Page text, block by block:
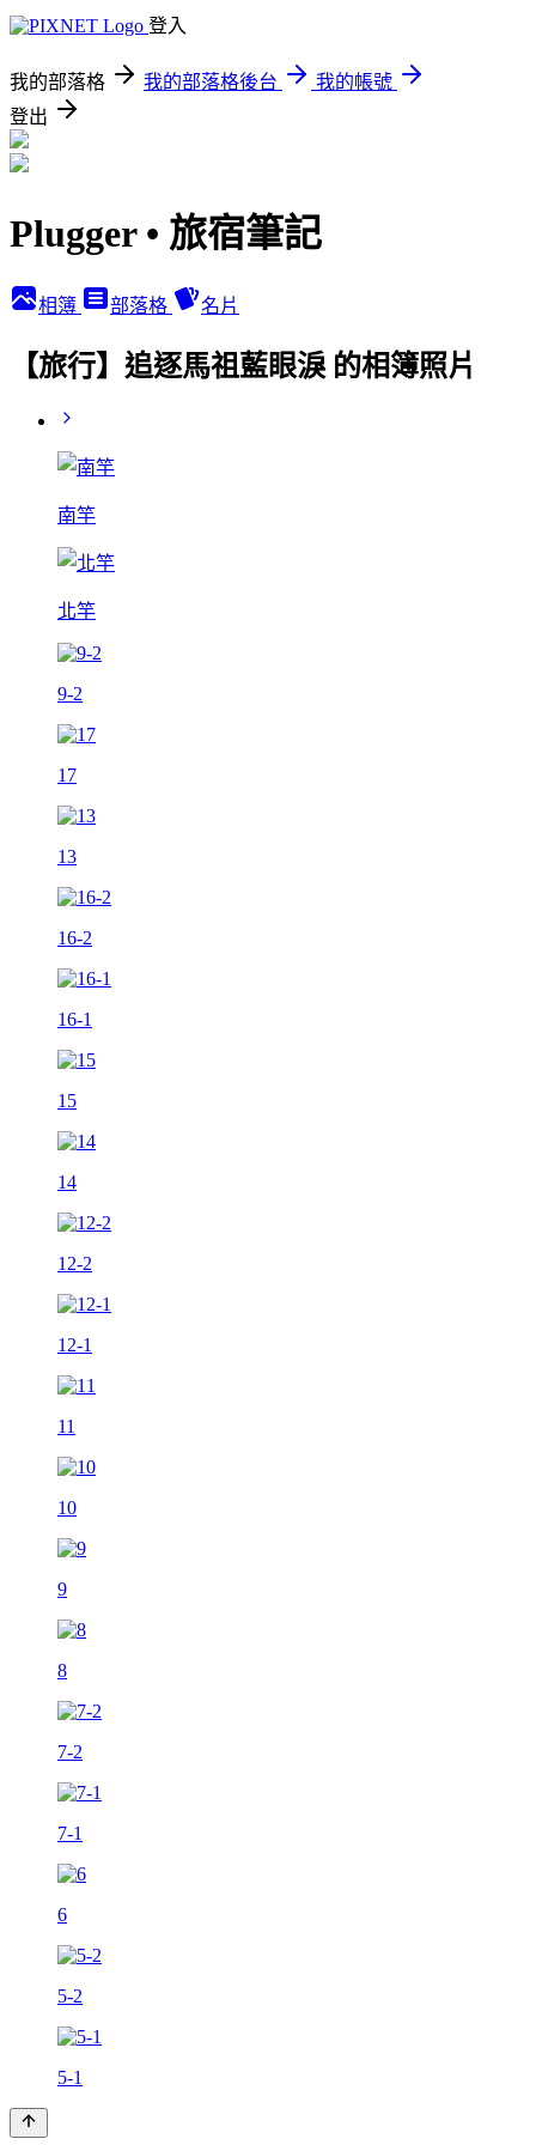
登入
我的部落格 我的部落格後台
我的帳號
登出
Plugger • 旅宿筆記
相簿 部落格 名片
【旅行】追逐馬祖藍眼淚 的相簿照片
南竿
北竿
9-2
17
13
16-2
16-1
15
14
12-2
12-1
11
10
9
8
7-2
7-1
6
5-2
5-1